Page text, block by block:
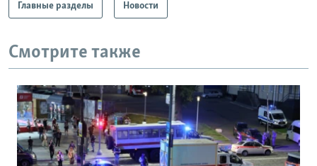
Главные разделы Новости
Смотрите также